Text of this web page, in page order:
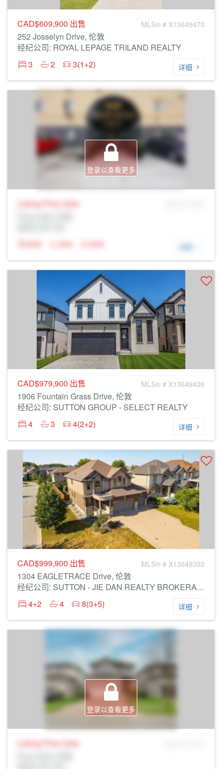
CAD$609,900 出售 MLS® # X13649470
252 Josselyn Drive, 伦敦
经纪公司: ROYAL LEPAGE TRILAND REALTY
3
2 3(1+2) 详细
登录以查看更多
Listing Price Sale
N/A
N/A N/A 详细
CAD$979,900 出售 MLS® # X13649426
1906 Fountain Grass Drive, 伦敦
经纪公司: SUTTON GROUP - SELECT REALTY
4
3 4(2+2) 详细
CAD$999,900 出售 MLS® # X13649392
1304 EAGLETRACE Drive, 伦敦
经纪公司: SUTTON - JIE DAN REALTY BROKERAGE
4+2
4 8(3+5) 详细
登录以查看更多
Listing Price Sale